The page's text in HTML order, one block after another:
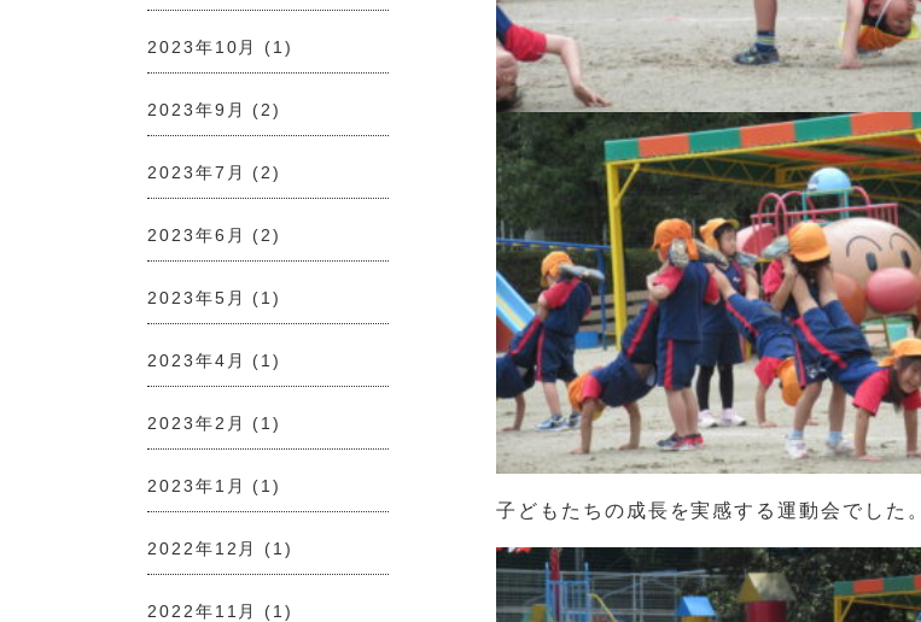
2023年10月 (1)
2023年9月 (2)
2023年7月 (2)
2023年6月 (2)
2023年5月 (1)
2023年4月 (1)
2023年2月 (1)
2023年1月 (1)
2022年12月 (1)
2022年11月 (1)
子どもたちの成長を実感する運動会でした。